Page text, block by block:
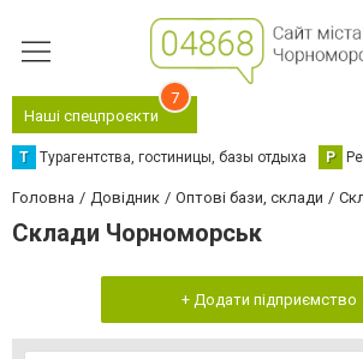
Наші спецпроєкти
7
Т Турагентства, гостиницы, базы отдыха Р
Головна Довідник Оптові бази, склади
Склади Чорноморськ
+ Додати підприємство